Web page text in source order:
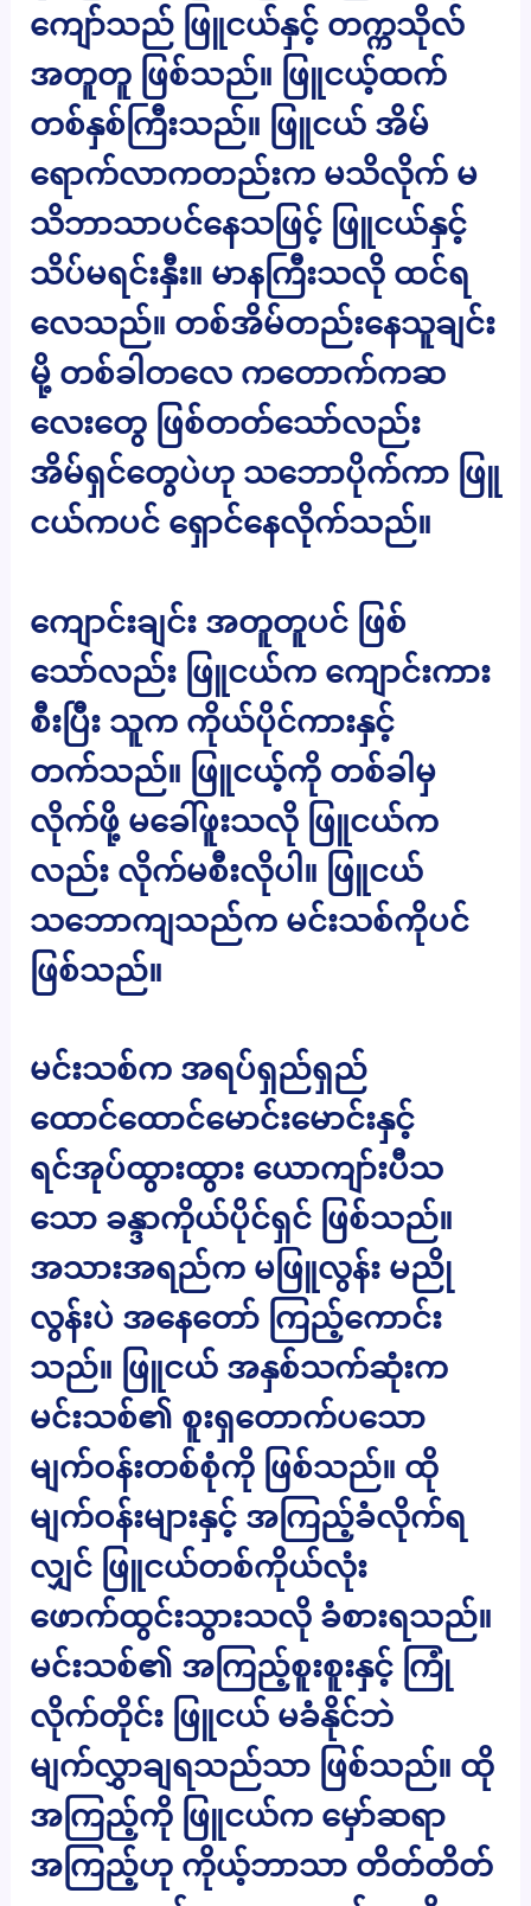
ကျော်သည် ဖြူငယ်နှင့် တက္ကသိုလ်
အတူတူ ဖြစ်သည်။ ဖြူငယ့်ထက်
တစ်နှစ်ကြီးသည်။ ဖြူငယ် အိမ်
ရောက်လာကတည်းက မသိလိုက် မ
သိဘာသာပင်နေသဖြင့် ဖြူငယ်နှင့်
သိပ်မရင်းနှီး။ မာနကြီးသလို ထင်ရ
လေသည်။ တစ်အိမ်တည်းနေသူချင်း
မို့ တစ်ခါတလေ ကတောက်ကဆ
လေးတွေ ဖြစ်တတ်သော်လည်း
အိမ်ရှင်တွေပဲဟု သဘောပိုက်ကာ ဖြူ
ငယ်ကပင် ရှောင်နေလိုက်သည်။
ကျောင်းချင်း အတူတူပင် ဖြစ်
သော်လည်း ဖြူငယ်က ကျောင်းကား
စီးပြီး သူက ကိုယ်ပိုင်ကားနှင့်
တက်သည်။ ဖြူငယ့်ကို တစ်ခါမှ
လိုက်ဖို့ မခေါ်ဖူးသလို ဖြူငယ်က
လည်း လိုက်မစီးလိုပါ။ ဖြူငယ်
သဘောကျသည်က မင်းသစ်ကိုပင်
ဖြစ်သည်။
မင်းသစ်က အရပ်ရှည်ရှည်
ထောင်ထောင်မောင်းမောင်းနှင့်
ရင်အုပ်ထွားထွား ယောကျာ်းပီသ
သော ခန္ဒာကိုယ်ပိုင်ရှင် ဖြစ်သည်။
အသားအရည်က မဖြူလွန်း မညို
လွန်းပဲ အနေတော် ကြည့်ကောင်း
သည်။ ဖြူငယ် အနှစ်သက်ဆုံးက
မင်းသစ်၏ စူးရှတောက်ပသော
မျက်ဝန်းတစ်စုံကို ဖြစ်သည်။ ထို
မျက်ဝန်းများနှင့် အကြည့်ခံလိုက်ရ
လျှင် ဖြူငယ်တစ်ကိုယ်လုံး
ဖောက်ထွင်းသွားသလို ခံစားရသည်။
မင်းသစ်၏ အကြည့်စူးစူးနှင့် ကြုံ
လိုက်တိုင်း ဖြူငယ် မခံနိုင်ဘဲ
မျက်လွှာချရသည်သာ ဖြစ်သည်။ ထို
အကြည့်ကို ဖြူငယ်က မှော်ဆရာ
အကြည့်ဟု ကိုယ့်ဘာသာ တိတ်တိတ်